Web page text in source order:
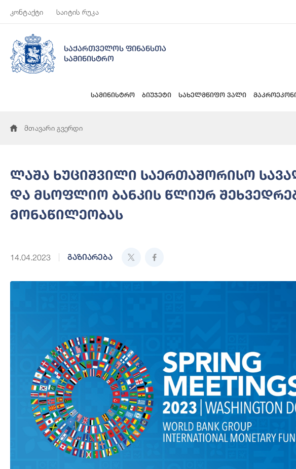
კონტაქტი საიტის რუკა
საქართველოს ფინანსთა
სამინისტრო
სამინისტრო ბიუჯეტი სახელმწიფო ვალი
მთავარი გვერდი
ლაშა ხუციშვილი საერთაშორისო
და მსოფლიო ბანკის წლიურ
მონაწილეობას
14.04.2023 გაზიარება